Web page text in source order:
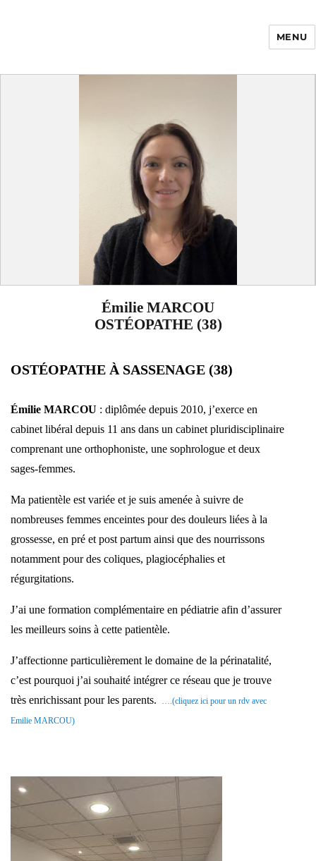
Enfance Made in
MENU
Émilie MARCOU
OSTÉOPATHE (38)
OSTÉOPATHE À SASSENAGE (38)
Émilie MARCOU : diplômée depuis 2010, j’exerce en
cabinet libéral depuis 11 ans dans un cabinet pluridisciplinaire
comprenant une orthophoniste, une sophrologue et deux
sages-femmes.
Ma patientèle est variée et je suis amenée à suivre de
nombreuses femmes enceintes pour des douleurs liées à la
grossesse, en pré et post partum ainsi que des nourrissons
notamment pour des coliques, plagiocéphalies et
régurgitations.
J’ai une formation complémentaire en pédiatrie afin d’assurer
les meilleurs soins à cette patientèle.
J’affectionne particulièrement le domaine de la périnatalité,
c’est pourquoi j’ai souhaité intégrer ce réseau que je trouve
très enrichissant pour les parents.
….(cliquez ici pour un rdv avec
Emilie MARCOU)